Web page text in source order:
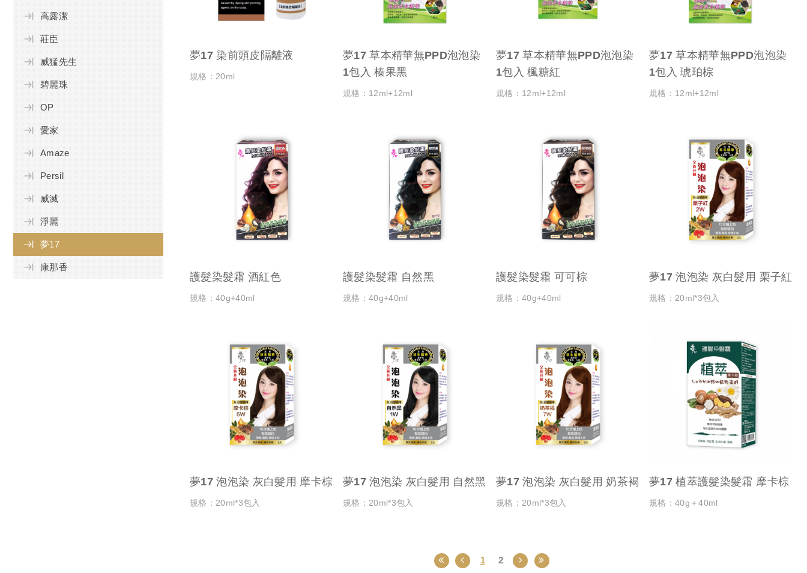
高露潔
莊臣
威猛先生
碧麗珠
OP
愛家
Amaze
Persil
威滅
淨麗
夢17
康那香
夢17 染前頭皮隔離液
規格：20ml
夢17 草本精華無PPD泡泡染
1包入 榛果黑
規格：12ml+12ml
夢17 草本精華無PPD泡泡染
1包入 楓糖紅
規格：12ml+12ml
夢17 草本精華無PPD泡泡染
1包入 琥珀棕
規格：12ml+12ml
護髮染髮霜 酒紅色
規格：40g+40ml
護髮染髮霜 自然黑
規格：40g+40ml
護髮染髮霜 可可棕
規格：40g+40ml
夢17 泡泡染 灰白髮用 栗子紅
規格：20ml*3包入
夢17 泡泡染 灰白髮用 摩卡棕
規格：20ml*3包入
夢17 泡泡染 灰白髮用 自然黑
規格：20ml*3包入
夢17 泡泡染 灰白髮用 奶茶褐
規格：20ml*3包入
夢17 植萃護髮染髮霜 摩卡棕
規格：40g＋40ml
1 2